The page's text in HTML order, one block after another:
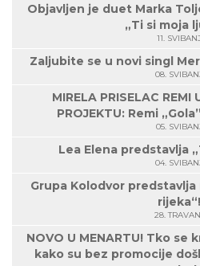
Objavljen je duet Marka
„Ti si moja
11. SVIBANJ
Zaljubite se u novi singl
08.
MIRELA PRISELAC
PROJEKTU: Remi
05.
Lea Elena predstavlja
04.
Grupa Kolodvor
rijeka“!
28.
NOVO U MENARTU! Tko se
kako su bez promocije